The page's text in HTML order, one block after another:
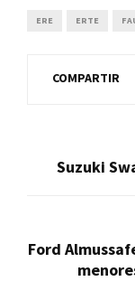
ERE ERTE
COMPARTIR
Suzuki
Ford